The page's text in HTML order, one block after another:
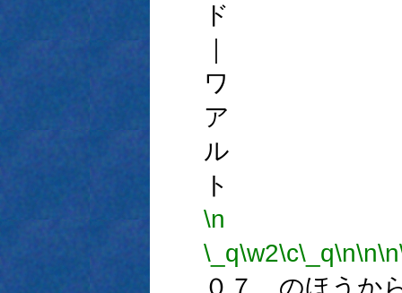
ド
ワ
ア
ル
ト
\n
\_q\w2\c\_q\n\n\n